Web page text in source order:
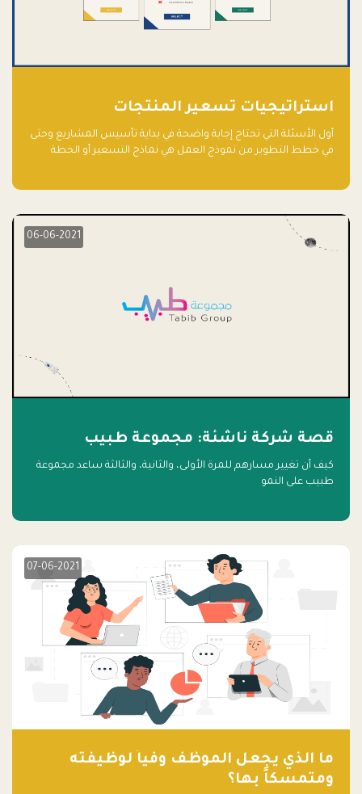
استراتيجيات تسعير المنتجات
أول الأسئلة التي تحتاج إجابة واضحة في بداية تأسيس المشاريع وحتى
في خطط التطوير من نموذج العمل هي نماذج التسعير أو الخطة
06-06-2021
قصة شركة ناشئة: مجموعة طبيب
كيف أن تغيير مسارهم للمرة الأولى، والثانية، والثالثة ساعد مجموعة
طبيب على النمو
07-06-2021
ما الذي يجعل الموظف وفياً لوظيفته
ومتمسكاً بها؟